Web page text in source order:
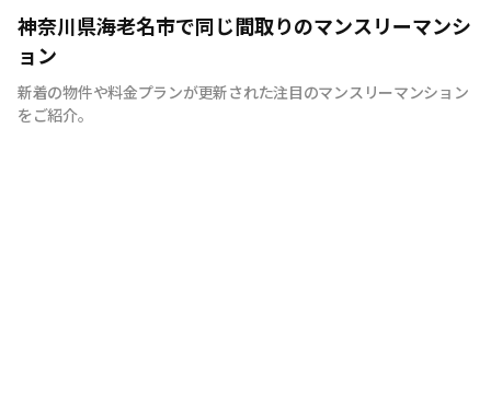
神奈川県海老名市で同じ間取りのマンスリーマンシ
ョン
新着の物件や料金プランが更新された注目のマンスリーマンション
をご紹介。